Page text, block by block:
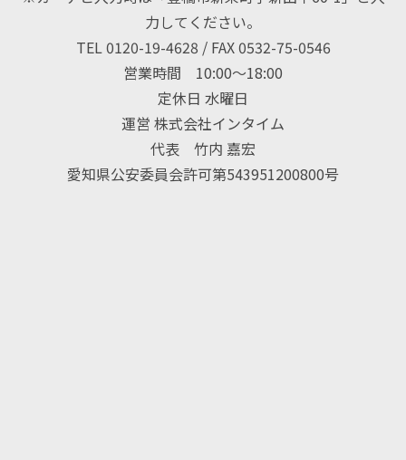
力してください。
TEL 0120-19-4628 / FAX 0532-75-0546
営業時間 10:00〜18:00
定休日 水曜日
運営 株式会社インタイム
代表 竹内 嘉宏
愛知県公安委員会許可第543951200800号